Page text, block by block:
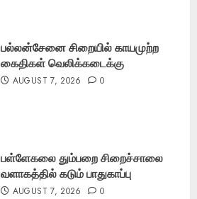
பல்லன்சேனை சிறையில் காயமுற்ற
கைதிகள் வெலிக்கடைக்கு
AUGUST 7, 2026 0
பள்ளேகலை தும்பறை சிறைச்சாலை
வளாகத்தில் கடும் பாதுகாப்பு
AUGUST 7, 2026 0